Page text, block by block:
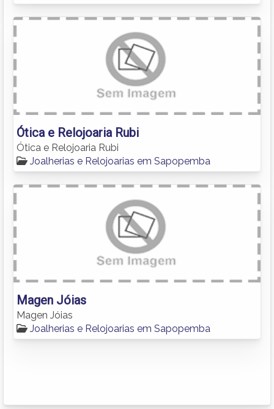
Ótica e Relojoaria Rubi
Ótica e Relojoaria Rubi
Joalherias e Relojoarias em Sapopemba
Magen Jóias
Magen Jóias
Joalherias e Relojoarias em Sapopemba